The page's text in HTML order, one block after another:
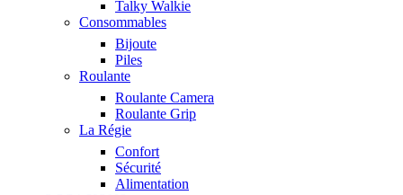
Talky Walkie
Consommables
Bijoute
Piles
Roulante
Roulante Camera
Roulante Grip
La Régie
Confort
Sécurité
Alimentation